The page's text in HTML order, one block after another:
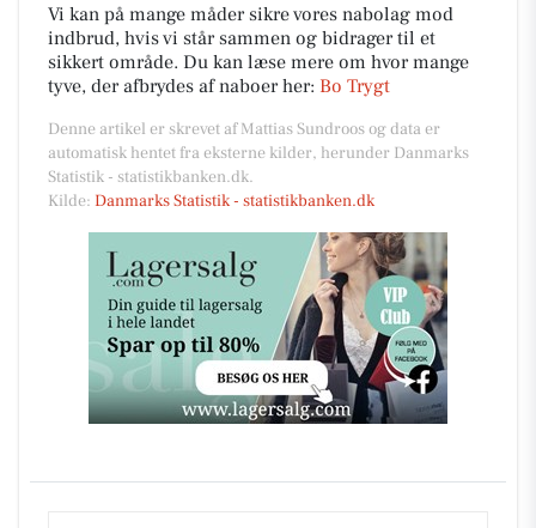
Vi kan på mange måder sikre vores nabolag mod
indbrud, hvis vi står sammen og bidrager til et
sikkert område. Du kan læse mere om hvor mange
tyve, der afbrydes af naboer her: Bo Trygt
Denne artikel er skrevet af Mattias Sundroos og data er
automatisk hentet fra eksterne kilder, herunder Danmarks
Statistik - statistikbanken.dk.
Kilde: Danmarks Statistik - statistikbanken.dk